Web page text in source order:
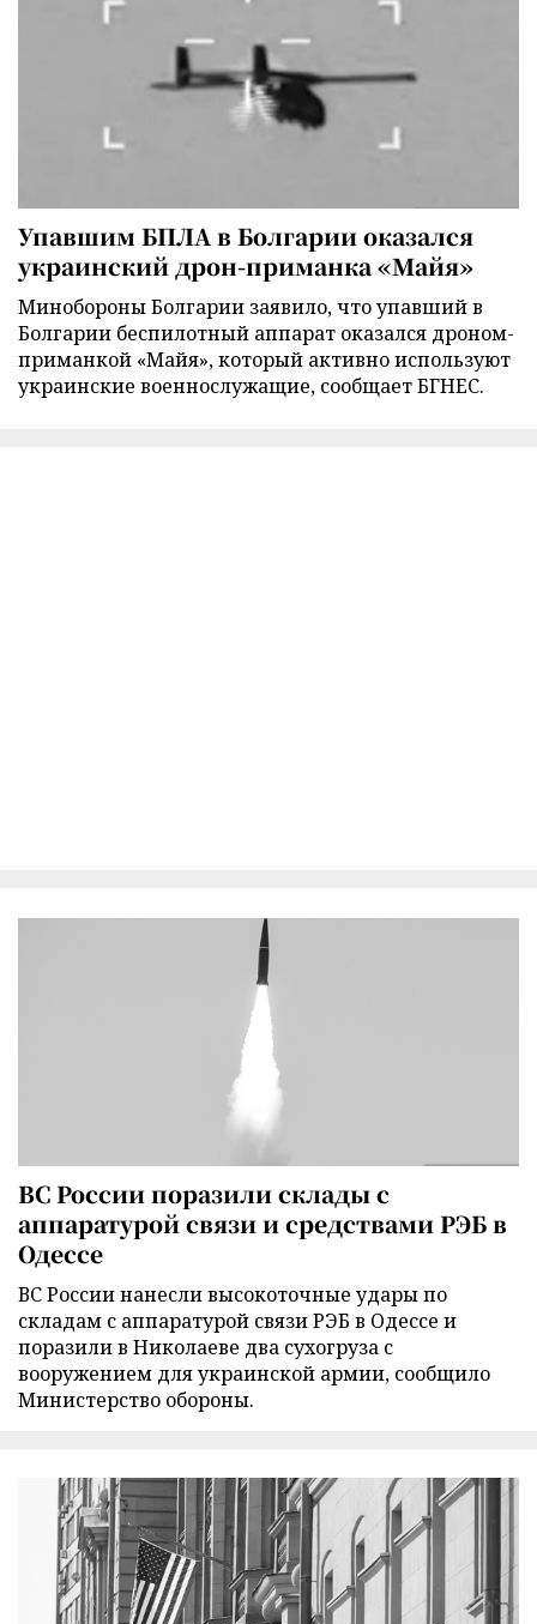
Упавшим БПЛА в Болгарии оказался
украинский дрон-приманка «Майя»
Минобороны Болгарии заявило, что упавший в
Болгарии беспилотный аппарат оказался дроном-
приманкой «Майя», который активно используют
украинские военнослужащие, сообщает БГНЕС.
ВС России поразили склады с
аппаратурой связи и средствами РЭБ в
Одессе
ВС России нанесли высокоточные удары по
складам с аппаратурой связи РЭБ в Одессе и
поразили в Николаеве два сухогруза с
вооружением для украинской армии, сообщило
Министерство обороны.